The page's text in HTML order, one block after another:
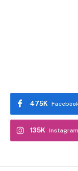
475K
Instagram
135K